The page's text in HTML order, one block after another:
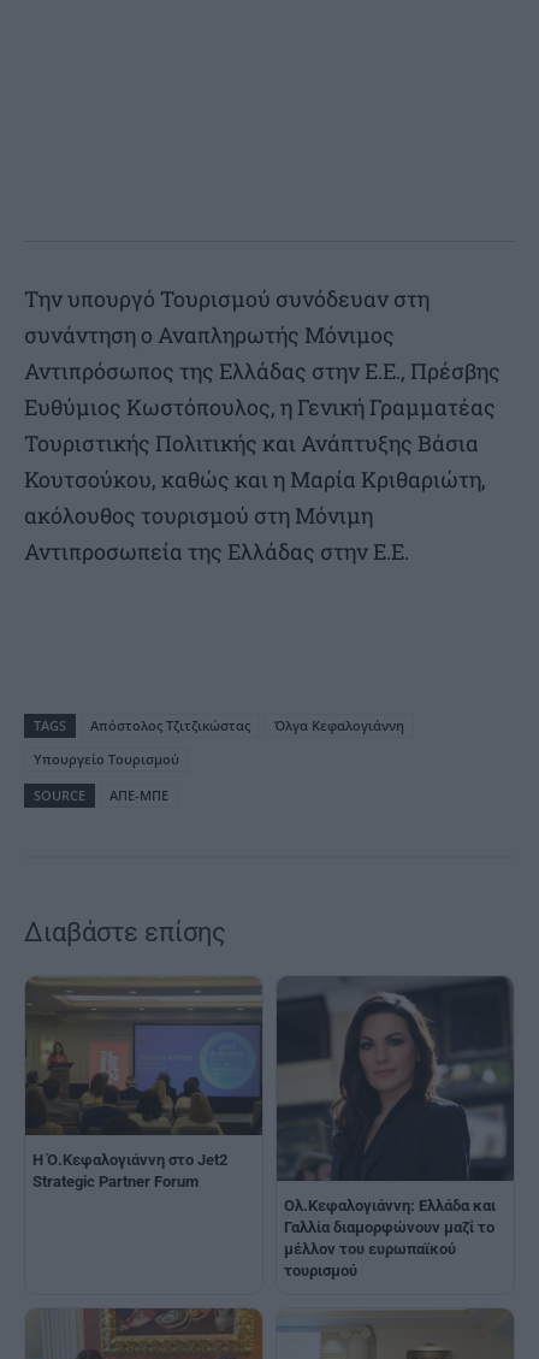
Την υπουργό Τουρισμού συνόδευαν στη
συνάντηση ο Αναπληρωτής Μόνιμος
Αντιπρόσωπος της Ελλάδας στην Ε.Ε., Πρέσβης
Ευθύμιος Κωστόπουλος, η Γενική Γραμματέας
Τουριστικής Πολιτικής και Ανάπτυξης Βάσια
Κουτσούκου, καθώς και η Μαρία Κριθαριώτη,
ακόλουθος τουρισμού στη Μόνιμη
Αντιπροσωπεία της Ελλάδας στην Ε.Ε.
TAGS Απόστολος Τζιτζικώστας
Όλγα Κεφαλογιάννη
Υπουργείο Τουρισμού
SOURCE
ΑΠΕ-ΜΠΕ
Διαβάστε επίσης
Η Ό.Κεφαλογιάννη στο Jet2
Strategic Partner Forum
Ολ.Κεφαλογιάννη: Ελλάδα και
Γαλλία διαμορφώνουν μαζί το
μέλλον του ευρωπαϊκού
τουρισμού